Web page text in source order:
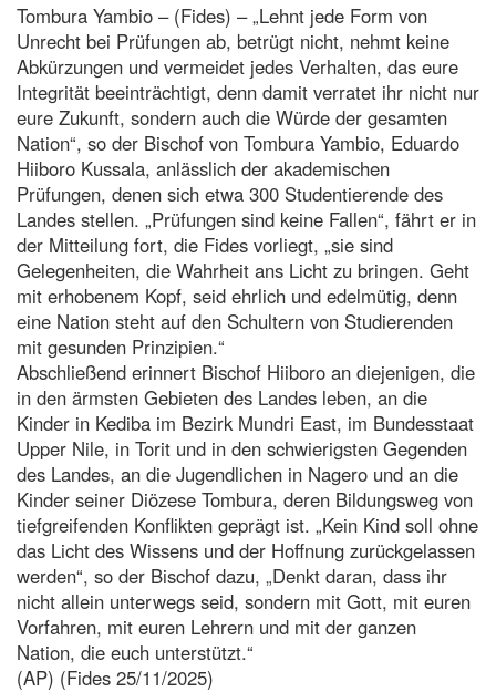
Tombura Yambio – (Fides) – „Lehnt jede Form von
Unrecht bei Prüfungen ab, betrügt nicht, nehmt keine
Abkürzungen und vermeidet jedes Verhalten, das eure
Integrität beeinträchtigt, denn damit verratet ihr nicht nur
eure Zukunft, sondern auch die Würde der gesamten
Nation“, so der Bischof von Tombura Yambio, Eduardo
Hiiboro Kussala, anlässlich der akademischen
Prüfungen, denen sich etwa 300 Studentierende des
Landes stellen. „Prüfungen sind keine Fallen“, fährt er in
der Mitteilung fort, die Fides vorliegt, „sie sind
Gelegenheiten, die Wahrheit ans Licht zu bringen. Geht
mit erhobenem Kopf, seid ehrlich und edelmütig, denn
eine Nation steht auf den Schultern von Studierenden
mit gesunden Prinzipien.“
Abschließend erinnert Bischof Hiiboro an diejenigen, die
in den ärmsten Gebieten des Landes leben, an die
Kinder in Kediba im Bezirk Mundri East, im Bundesstaat
Upper Nile, in Torit und in den schwierigsten Gegenden
des Landes, an die Jugendlichen in Nagero und an die
Kinder seiner Diözese Tombura, deren Bildungsweg von
tiefgreifenden Konflikten geprägt ist. „Kein Kind soll ohne
das Licht des Wissens und der Hoffnung zurückgelassen
werden“, so der Bischof dazu, „Denkt daran, dass ihr
nicht allein unterwegs seid, sondern mit Gott, mit euren
Vorfahren, mit euren Lehrern und mit der ganzen
Nation, die euch unterstützt.“
(AP) (Fides 25/11/2025)